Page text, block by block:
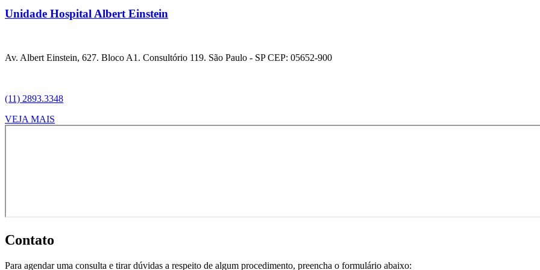
Unidade Hospital Albert Einstein
Av. Albert Einstein, 627. Bloco A1. Consultório 119. São Paulo - SP CEP: 05652-900
(11) 2893.3348
VEJA MAIS
Contato
Para agendar uma consulta e tirar dúvidas a respeito de algum procedimento, preencha o formulário abaixo: